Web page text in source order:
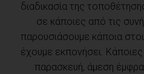
διαδικασία της
σε κάποιες από τις
παρουσιάσουμε κάποια
έχουμε εκπονήσει. Κάποιες
παρασκευή, άμεση